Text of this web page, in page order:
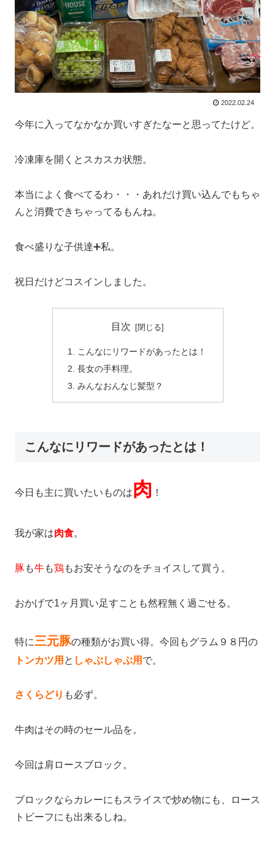
2022.02.24
今年に入ってなかなか買いすぎたなーと思ってたけど。
冷凍庫を開くとスカスカ状態。
本当によく食べてるわ・・・あれだけ買い込んでもちゃ
んと消費できちゃってるもんね。
食べ盛りな子供達➕私。
祝日だけどコスインしました。
目次
こんなにリワードがあったとは！
長女の手料理。
みんなおんなじ髪型？
こんなにリワードがあったとは！
今日も主に買いたいものは肉 ！
我が家は肉食。
豚も牛も鶏もお安そうなのをチョイスして買う。
おかげで1ヶ月買い足すことも然程無く過ごせる。
特に三元豚の種類がお買い得。今回もグラム９８円の
トンカツ用 と しゃぶしゃぶ用 で。
さくらどり も必ず。
牛肉はその時のセール品を。
今回は肩ロースブロック。
ブロックならカレーにもスライスで炒め物にも、ロース
トビーフにも出来るしね。